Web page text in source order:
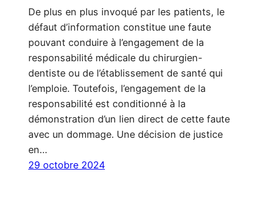
De plus en plus invoqué par les patients, le
défaut d’information constitue une faute
pouvant conduire à l’engagement de la
responsabilité médicale du chirurgien-
dentiste ou de l’établissement de santé qui
l’emploie. Toutefois, l’engagement de la
responsabilité est conditionné à la
démonstration d’un lien direct de cette faute
avec un dommage. Une décision de justice
en…
29 octobre 2024